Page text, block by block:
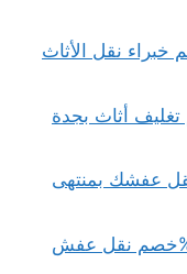
المكرمه بـ35%خصم خبراء نقل الأثاث
بجدة بـ35%خصم تغليف أثاث بجدة
جدة للدمام بـ35% نقل عفشك بمنتهى
عفش جدة ابحر الشمالية بـ35%خصم نقل عفش